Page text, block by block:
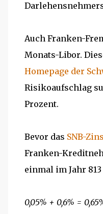
Auch Franken-
Monats-Libor.
Homepage der
Risikoaufschlag
Prozent.
Bevor das SNB-
Franken-
einmal im Jahr
0,05% + 0,6% =